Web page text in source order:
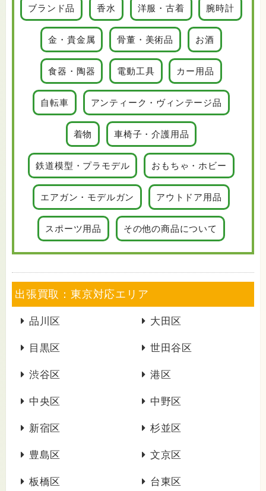
ブランド品 香水 洋服・古着 腕時計
金・貴金属 骨董・美術品 お酒
食器・陶器 電動工具 カー用品
自転車 アンティーク・ヴィンテージ品
着物 車椅子・介護用品
鉄道模型・プラモデル おもちゃ・ホビー
エアガン・モデルガン アウトドア用品
スポーツ用品 その他の商品について
出張買取：東京対応エリア
品川区 大田区
目黒区 世田谷区
渋谷区 港区
中央区 中野区
新宿区 杉並区
豊島区 文京区
板橋区 台東区